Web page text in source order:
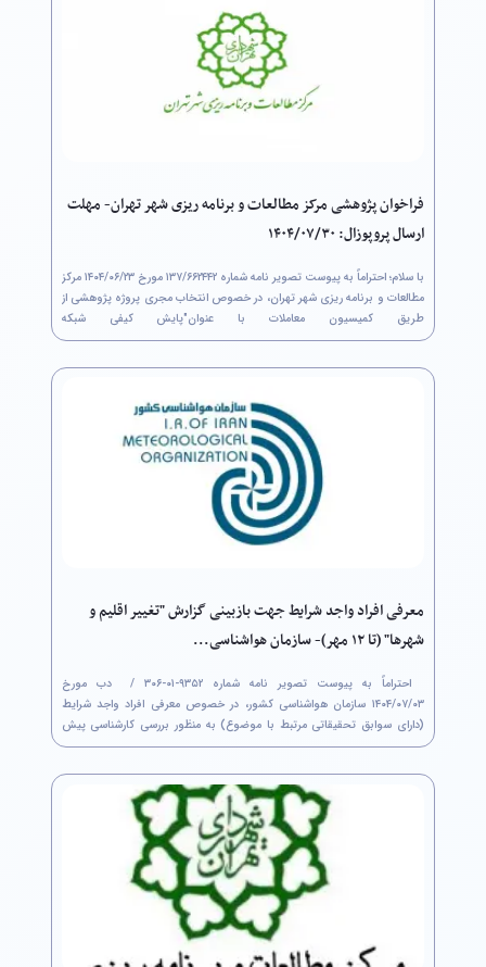
فراخوان پژوهشی مرکز مطالعات و برنامه ریزی شهر تهران- مهلت
ارسال پروپوزال: ۱۴۰۴/۰۷/۳۰
با سلام؛ احتراماً به پیوست تصویر نامه شماره ۶۶۲۴۴۲/‏۱۳۷ مورخ ۲۳/‏۰۶/‏۱۴۰۴‬ مرکز
مطالعات و برنامه ریزی شهر تهران، در خصوص انتخاب مجری پروژه پژوهشی از
طریق کمیسیون معاملات با عنوان"پایش کیفی شبکه
جمع آوری آب های سطحی شهر تهران برای مصارف حوزه عملکردی...
معرفی افراد واجد شرایط جهت بازبینی گزارش "تغییر اقلیم و
شهرها" (تا ۱۲ مهر)- سازمان هواشناسی...
احتراماً به پیوست تصویر نامه شماره ۹۳۵۲-۰۱-۳۰۶ / ‏ دب مورخ
۰۳/‏۰۷/‏۱۴۰۴‬ سازمان هواشناسی کشور، در خصوص معرفی افراد واجد شرایط
(دارای سوابق تحقیقاتی مرتبط با موضوع) به منظور بررسی کارشناسی پیش
نویس گزارش " تغییر اقلیم و شهرها" حداکثر تا تاریخ ۱۲/‏۰۷/‏۱۴۰۴‬ مطابق با...